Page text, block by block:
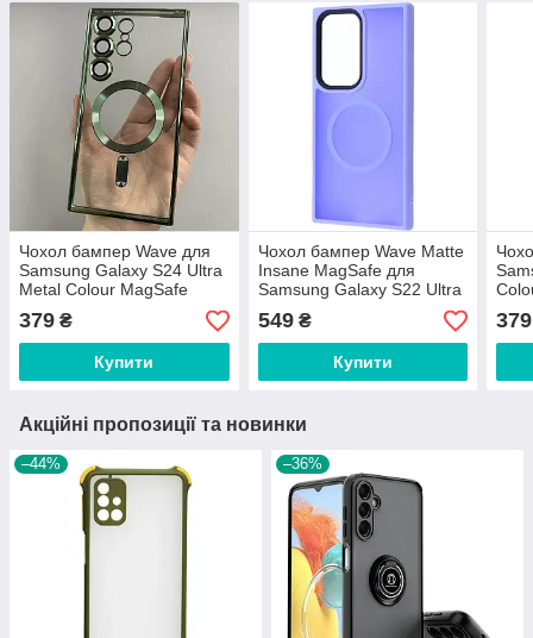
Чохол бампер Wave для
Samsung Galaxy S24 Ultra
Metal Colour MagSafe
Green
379 ₴
Купити
Чохол бампер Wave Matte
Insane MagSafe для
Samsung Galaxy S22 Ultra
Light Purple
549₴
Купити
379
Акційні пропозиції та новинки
–44% –36%